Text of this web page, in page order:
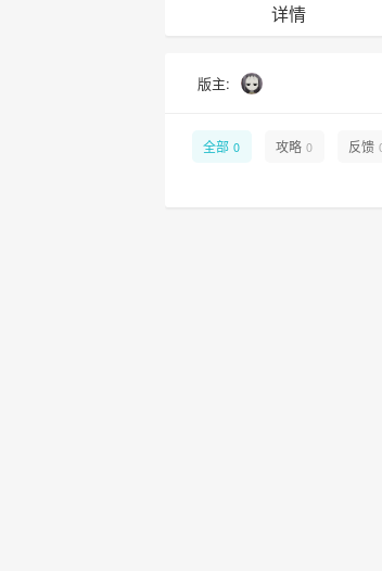
详情
版主:
全部 0 攻略 0 反馈